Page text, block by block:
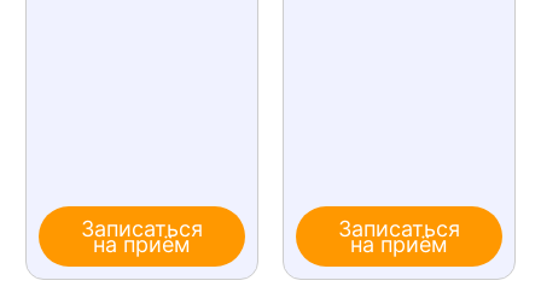
Записаться
на приём
Записаться
на приём